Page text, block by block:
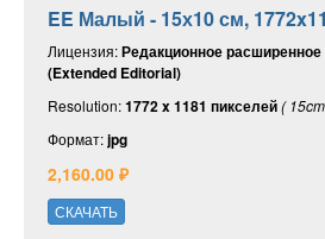
EE Малый - 15х10 см,
Лицензия:Редакционное
(Extended Editorial)
Resolution:1772 x 1181 пикселей(
Формат:jpg
2,160.00 ₽
СКАЧАТЬ